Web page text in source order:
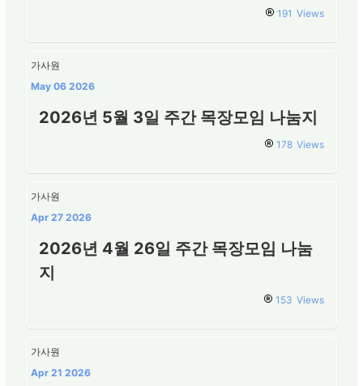
191 Views
가사원
May 06 2026
2026년 5월 3일 주간 목장모임 나눔지
178 Views
가사원
Apr 27 2026
2026년 4월 26일 주간 목장모임 나눔
지
153 Views
가사원
Apr 21 2026